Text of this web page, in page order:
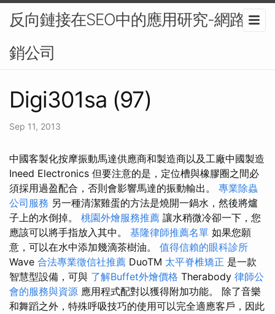
反向鏈接在SEO中的應用研究-網路行
銷公司
Digi301sa (97)
Sep 11, 2013
中國客製化按摩振動馬達供應商和製造商以及工廠中國製造
Ineed Electronics 但要注意的是，定位槽與橡膠圈之間必
須採用過盈配合，否則會影響馬達的振動輸出。 專業除蟲
公司服務 另一種清潔雞蛋的方法是燒開一鍋水，然後將爐
子上的水倒掉。 桃園外燴服務推薦 讓水稍微冷卻一下，您
應該可以將手指放入其中。 基隆律師推薦名單 如果您願
意，可以在水中添加幾滴茶樹油。 值得信賴的眼科診所
Wave 合法專業徵信社推薦 DuoTM 太平脊椎矯正 是一款
智慧型設備，可與 了解Buffet外燴價格 Therabody 律師公
會的服務與資源 應用程式配對以獲得附加功能。 除了音樂
和舞蹈之外，特殊呼吸技巧的使用可以完全適應客戶，因此